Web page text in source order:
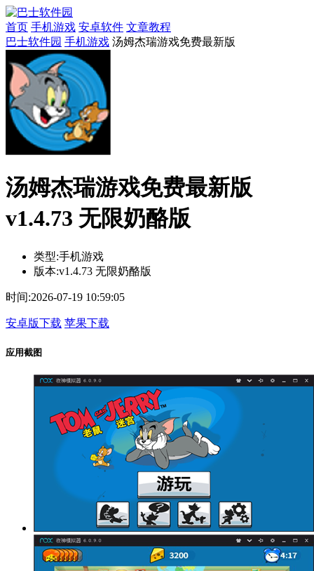
首页 手机游戏 安卓软件 文章教程
巴士软件园 手机游戏 汤姆杰瑞游戏免费最新版
汤姆杰瑞游戏免费最新版
v1.4.73 无限奶酪版
类型:手机游戏
版本:v1.4.73 无限奶酪版
时间:2026-07-19 10:59:05
安卓版下载 苹果下载
应用截图